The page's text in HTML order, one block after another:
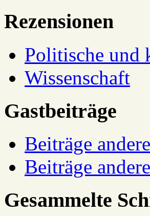
Rezensionen
Politische
Wissenschaft
Gastbeiträge
Beiträge
Beiträge
Gesammelte